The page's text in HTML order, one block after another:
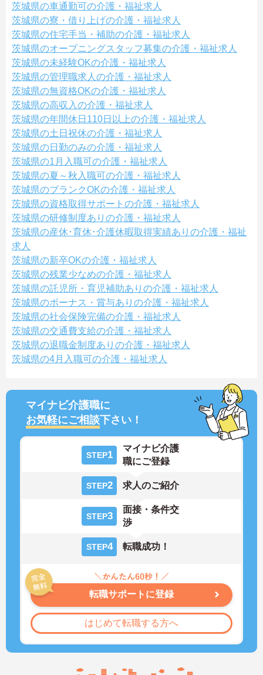
茨城県の車通勤可の介護・福祉求人
茨城県の寮・借り上げの介護・福祉求人
茨城県の住宅手当・補助の介護・福祉求人
茨城県のオープニングスタッフ募集の介護・福祉求人
茨城県の未経験OKの介護・福祉求人
茨城県の管理職求人の介護・福祉求人
茨城県の無資格OKの介護・福祉求人
茨城県の高収入の介護・福祉求人
茨城県の年間休日110日以上の介護・福祉求人
茨城県の土日祝休の介護・福祉求人
茨城県の日勤のみの介護・福祉求人
茨城県の1月入職可の介護・福祉求人
茨城県の夏～秋入職可の介護・福祉求人
茨城県のブランクOKの介護・福祉求人
茨城県の資格取得サポートの介護・福祉求人
茨城県の研修制度ありの介護・福祉求人
茨城県の産休･育休･介護休暇取得実績ありの介護・福祉
求人
茨城県の新卒OKの介護・福祉求人
茨城県の残業少なめの介護・福祉求人
茨城県の託児所・育児補助ありの介護・福祉求人
茨城県のボーナス・賞与ありの介護・福祉求人
茨城県の社会保険完備の介護・福祉求人
茨城県の交通費支給の介護・福祉求人
茨城県の退職金制度ありの介護・福祉求人
茨城県の4月入職可の介護・福祉求人
マイナビ介護職に
お気軽にご相談下さい！
STEP1
マイナビ介護
職にご登録
STEP2 求人のご紹介
STEP3
面接・条件交
渉
STEP4 転職成功！
転職サポートに登録
はじめて転職する方へ